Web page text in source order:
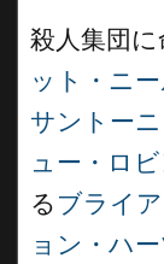
殺人集団
ット・ニ
サントーニ
ュー・ロ
る ブライ
ョン・ハ